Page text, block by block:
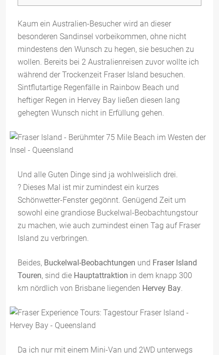
Kaum ein Australien-Besucher wird an dieser
besonderen Sandinsel vorbeikommen, ohne nicht
mindestens den Wunsch zu hegen, sie besuchen zu
wollen. Bereits bei 2 Australienreisen zuvor wollte ich
während der Trockenzeit Fraser Island besuchen.
Sintflutartige Regenfälle in Rainbow Beach und
heftiger Regen in Hervey Bay ließen diesen lang
gehegten Wunsch nicht in Erfüllung gehen.
Und alle Guten Dinge sind ja wohlweislich drei.
? Dieses Mal ist mir zumindest ein kurzes
Schönwetter-Fenster gegönnt. Genügend Zeit um
sowohl eine grandiose Buckelwal-Beobachtungstour
zu machen, wie auch zumindest einen Tag auf Fraser
Island zu verbringen.
Beides, Buckelwal-Beobachtungen und Fraser Island
Touren, sind die Hauptattraktion in dem knapp 300
km nördlich von Brisbane liegenden Hervey Bay.
Da ich nur mit einem Mini-Van und 2WD unterwegs